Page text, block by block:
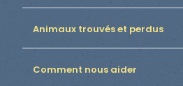
Animaux trouvés et perdus
Comment nous aider